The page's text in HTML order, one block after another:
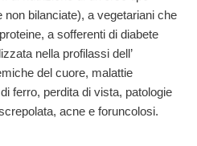
bilanciate), a vegetariani che
a sofferenti di diabete
nella profilassi dell’
del cuore, malattie
ferro, perdita di vista, patologie
acne e foruncolosi.